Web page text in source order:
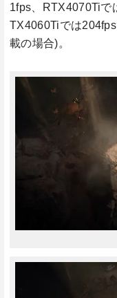
1fps、RTX4070Tiで
TX4060Tiでは
載の場合)。